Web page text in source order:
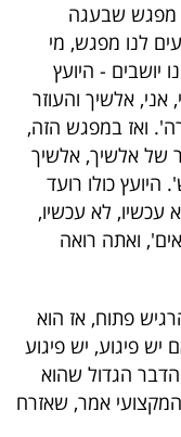
מפגש שבעגה
לנו מפגש, מי
יושבים - היועץ
אלשיך והעוזר
ואז במפגש הזה,
של אלשיך, אלשיך
כולו רועד
לא עכשיו,
ואתה רואה
פתוח, אז הוא
יש פיגוע, יש פיגוע
הגדול שהוא
אמר, שאזרח